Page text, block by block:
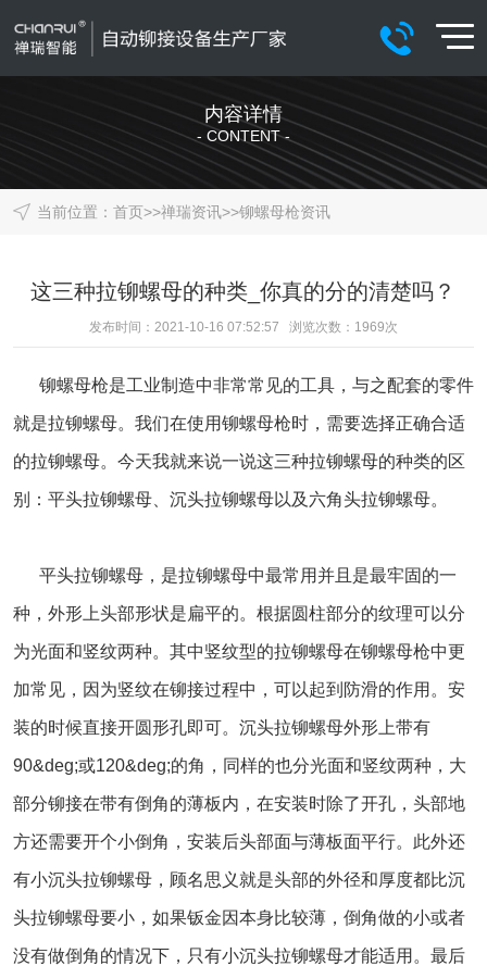
内容详情
- CONTENT -
当前位置： 首页>>禅瑞资讯>>铆螺母枪资讯
这三种拉铆螺母的种类_你真的分的清楚吗？
发布时间：2021-10-16 07:52:57 浏览次数： 1969次
铆螺母枪是工业制造中非常常见的工具，与之配套的零件
就是拉铆螺母。我们在使用铆螺母枪时，需要选择正确合适
的拉铆螺母。今天我就来说一说这三种拉铆螺母的种类的区
别：平头拉铆螺母、沉头拉铆螺母以及六角头拉铆螺母。
平头拉铆螺母，是拉铆螺母中最常用并且是最牢固的一
种，外形上头部形状是扁平的。根据圆柱部分的纹理可以分
为光面和竖纹两种。其中竖纹型的拉铆螺母在铆螺母枪中更
加常见，因为竖纹在铆接过程中，可以起到防滑的作用。安
装的时候直接开圆形孔即可。沉头拉铆螺母外形上带有
90&deg;或120&deg;的角，同样的也分光面和竖纹两种，大
部分铆接在带有倒角的薄板内，在安装时除了开孔，头部地
方还需要开个小倒角，安装后头部面与薄板面平行。此外还
有小沉头拉铆螺母，顾名思义就是头部的外径和厚度都比沉
头拉铆螺母要小，如果钣金因本身比较薄，倒角做的小或者
没有做倒角的情况下，只有小沉头拉铆螺母才能适用。最后